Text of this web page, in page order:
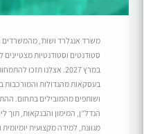
משרד אנגלרד ושות’, מהמשרדים
סטודנטים וסטודנטיות
במרץ 2027. אצלנו תזכו
בעסקאות מהגדולות והמורכבות
ושותפים מהמובילים בתחום.
הנדל”ן, המימון והבנקאות, תוך
מגוונת, למידה מקצועית